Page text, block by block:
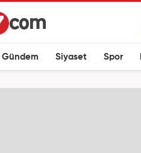
Gündem Siyaset Spor